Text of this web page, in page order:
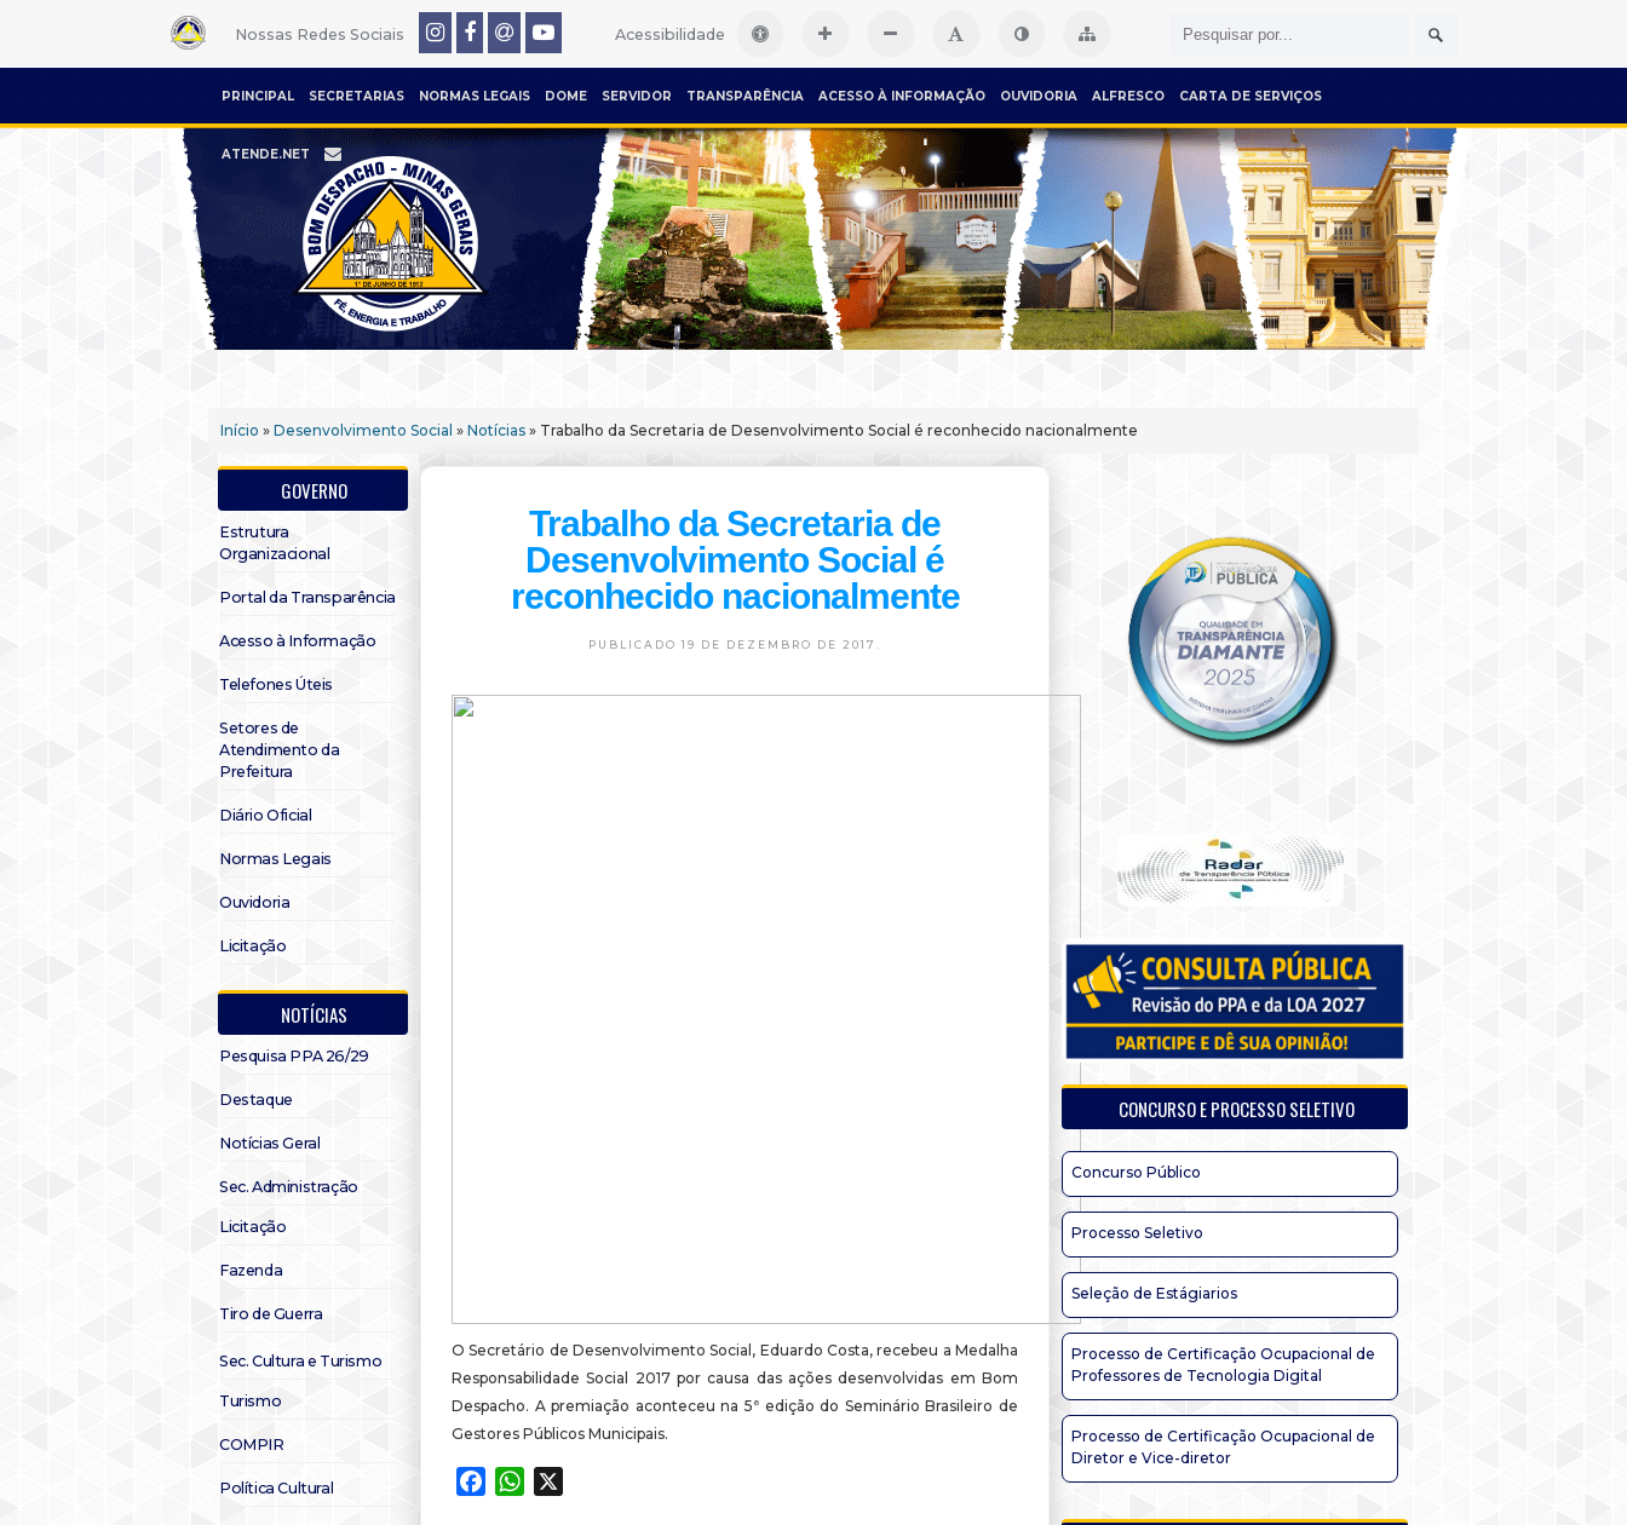
Nossas Redes Sociais Acessibilidade
PRINCIPAL SECRETARIAS NORMAS LEGAIS DOME SERVIDOR TRANSPARÊNCIA ACESSO À INFORMAÇÃO OUVIDORIA ALFRESCO CARTA DE SERVIÇOS
ATENDE.NET
Início » Desenvolvimento Social » Notícias » Trabalho da Secretaria de Desenvolvimento Social é reconhecido nacionalmente
GOVERNO
Estrutura
Organizacional
Portal da Transparência
Acesso à Informação
Telefones Úteis
Setores de
Atendimento da
Prefeitura
Diário Oficial
Normas Legais
Ouvidoria
Licitação
NOTÍCIAS
Pesquisa PPA 26/29
Destaque
Notícias Geral
Sec. Administração
Licitação
Fazenda
Tiro de Guerra
Sec. Cultura e Turismo
Turismo
COMPIR
Política Cultural
Trabalho da Secretaria de
Desenvolvimento Social é
reconhecido nacionalmente
PUBLICADO 19 DE DEZEMBRO DE 2017.
O Secretário de Desenvolvimento Social, Eduardo Costa, recebeu a Medalha
Responsabilidade Social 2017 por causa das ações desenvolvidas em Bom
Despacho. A premiação aconteceu na 5ª edição do Seminário Brasileiro de
Gestores Públicos Municipais.
FacebookWhatsApp
CONCURSO E PROCESSO SELETIVO
Concurso Público
Processo Seletivo
Seleção de Estágiarios
Processo de Certificação Ocupacional de
Professores de Tecnologia Digital
Processo de Certificação Ocupacional de
Diretor e Vice-diretor